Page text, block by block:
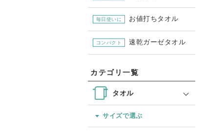
毎日使いに お値打ちタオル
コンパクト 速乾ガーゼタオル
カテゴリ一覧
タオル
サイズで選ぶ